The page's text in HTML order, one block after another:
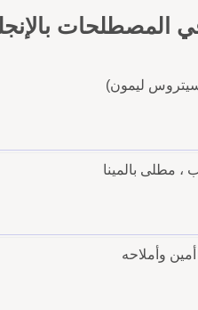
المصطلحات
ليمون)
مطلى بالمينا
أمين وأملاحه